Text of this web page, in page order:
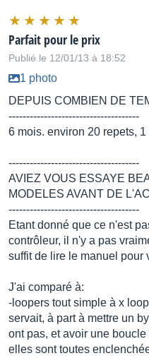
Parfait pour le prix
Publié le 12/01/13 à 18:52
1 photo
DEPUIS COMBIEN DE
-------------------------------------
6 mois. environ 20 repets, 1
-------------------------------------
AVIEZ VOUS ESSAYE
MODELES AVANT DE
-------------------------------------
Etant donné que ce n'est
contrôleur, il n'y a pas
suffit de lire le manuel pour
J'ai comparé à:
-loopers tout simple à x
servait, à part à mettre un
ont pas, et avoir une
elles sont toutes